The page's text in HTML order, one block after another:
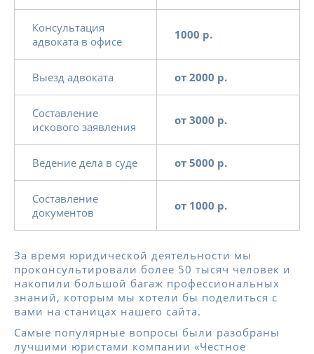
Консультация
адвоката в офисе
1000 р.
Выезд адвоката от 2000 р.
Составление
искового заявления
от 3000 р.
Ведение дела в суде от 5000 р.
Составление
документов
от 1000 р.
За время юридической деятельности мы
проконсультировали более 50 тысяч человек и
накопили большой багаж профессиональных
знаний, которым мы хотели бы поделиться с
вами на станицах нашего сайта.
Самые популярные вопросы были разобраны
лучшими юристами компании «Честное